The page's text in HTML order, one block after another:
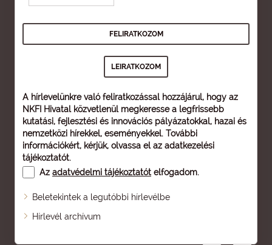
A hírlevelünkre való feliratkozással hozzájárul, hogy az
NKFI Hivatal közvetlenül megkeresse a legfrissebb
kutatási, fejlesztési és innovációs pályázatokkal, hazai és
nemzetközi hírekkel, eseményekkel. További
információkért, kérjük, olvassa el az adatkezelési
tájékoztatót.
Az adatvédelmi tájékoztatót elfogadom.
Beletekintek a legutóbbi hírlevélbe
Hírlevél archívum
Oldaltérkép